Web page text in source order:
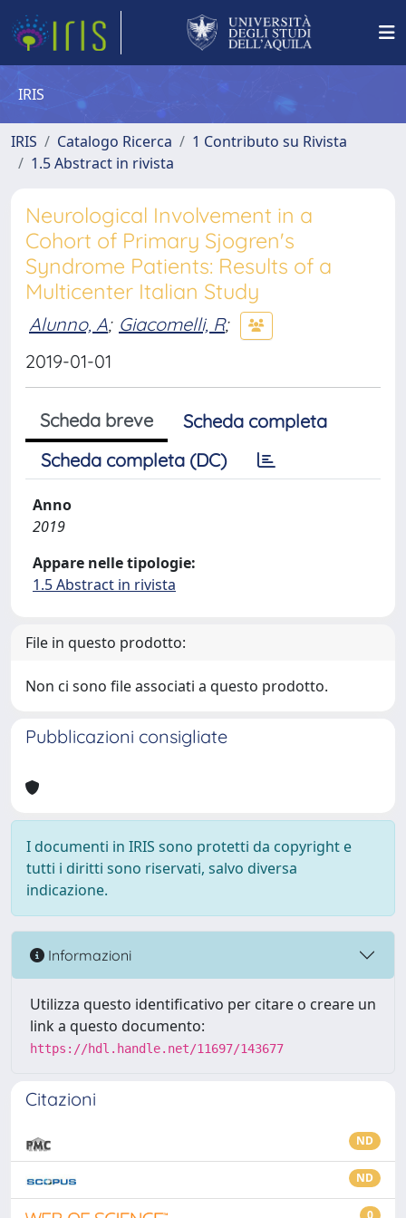
IRIS
IRIS Catalogo Ricerca
1 Contributo su Rivista
1.5 Abstract in rivista
Neurological Involvement in a
Cohort of Primary Sjogren's
Syndrome Patients: Results of a
Multicenter Italian Study
Alunno, A; Giacomelli, R;
2019-01-01
Scheda breve
Scheda completa
Scheda completa (DC)
Anno
2019
Appare nelle tipologie:
1.5 Abstract in rivista
File in questo prodotto:
Non ci sono file associati a questo prodotto.
Pubblicazioni consigliate
I documenti in IRIS sono protetti da copyright e
tutti i diritti sono riservati, salvo diversa
indicazione.
Informazioni
Utilizza questo identificativo per citare o creare un
link a questo documento:
https://hdl.handle.net/11697/143677
Citazioni
ND
ND